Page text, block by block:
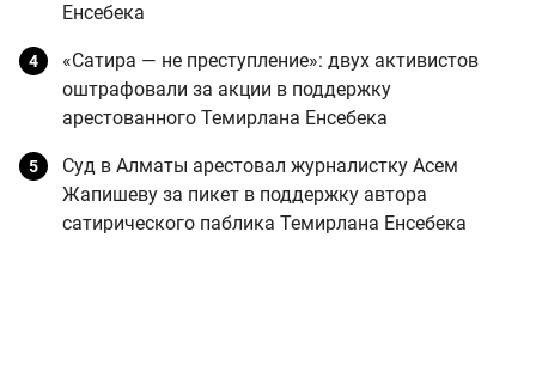
Енсебека
«Сатира — не преступление»: двух активистов
оштрафовали за акции в поддержку
арестованного Темирлана Енсебека
Суд в Алматы арестовал журналистку Асем
Жапишеву за пикет в поддержку автора
сатирического паблика Темирлана Енсебека